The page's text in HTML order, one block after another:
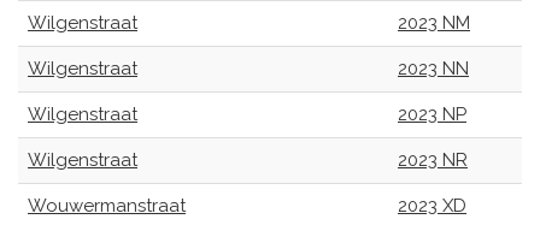
Wilgenstraat 2023 NM
Wilgenstraat 2023 NN
Wilgenstraat 2023 NP
Wilgenstraat 2023 NR
Wouwermanstraat 2023 XD